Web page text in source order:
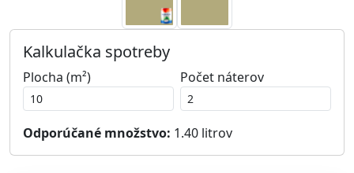
Kalkulačka spotreby
Plocha (m²) Počet náterov
Odporúčané množstvo: 1.40 litrov